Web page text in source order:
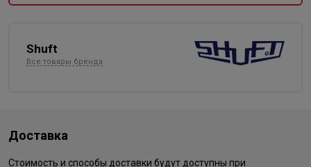
Shuft
Все товары бренда
Доставка
Стоимость и способы доставки будут доступны при